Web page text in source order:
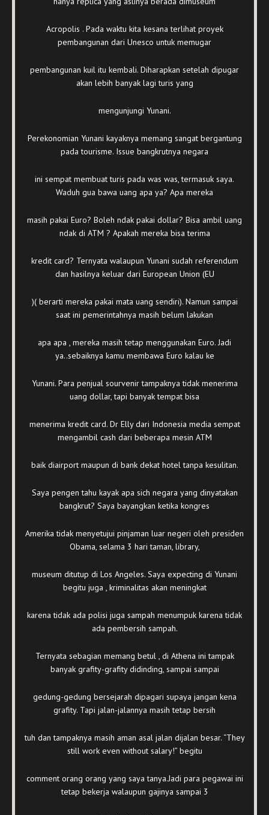
Acropolis . Pada waktu kita kesana terlihat proyek
pembangunan dari Unesco untuk memugar
pembangunan kuil itu kembali. Diharapkan setelah dipugar
akan lebih banyak lagi turis yang
mengunjungi Yunani.
Perekonomian Yunani kayaknya memang sangat bergantung
pada tourisme. Issue bangkrutnya negara
ini sempat membuat turis pada was was, termasuk saya.
Waduh gua bawa uang apa ya? Apa mereka
masih pakai Euro? Boleh ndak pakai dollar? Bisa ambil uang
ndak di ATM ? Apakah mereka bisa terima
kredit card? Ternyata walaupun Yunani sudah referendum
dan hasilnya keluar dari European Union (EU
)( berarti mereka pakai mata uang sendiri). Namun sampai
saat ini pemerintahnya masih belum lakukan
apa apa , mereka masih tetap menggunakan Euro. Jadi
ya..sebaiknya kamu membawa Euro kalau ke
Yunani. Para penjual sourvenir tampaknya tidak menerima
uang dollar, tapi banyak tempat bisa
menerima kredit card. Dr Elly dari Indonesia media sempat
mengambil cash dari beberapa mesin ATM
baik diairport maupun di bank dekat hotel tanpa kesulitan.
Saya pengen tahu kayak apa sich negara yang dinyatakan
bangkrut? Saya bayangkan ketika kongres
Amerika tidak menyetujui pinjaman luar negeri oleh presiden
Obama, selama 3 hari taman, library,
museum ditutup di Los Angeles. Saya expecting di Yunani
begitu juga , kriminalitas akan meningkat
karena tidak ada polisi juga sampah menumpuk karena tidak
ada pembersih sampah.
Ternyata sebagian memang betul , di Athena ini tampak
banyak grafity-grafity didinding, sampai sampai
gedung-gedung bersejarah dipagari supaya jangan kena
grafity. Tapi jalan-jalannya masih tetap bersih
tuh dan tampaknya masih aman asal jalan dijalan besar. “They
still work even without salary!” begitu
comment orang orang yang saya tanya.Jadi para pegawai ini
tetap bekerja walaupun gajinya sampai 3